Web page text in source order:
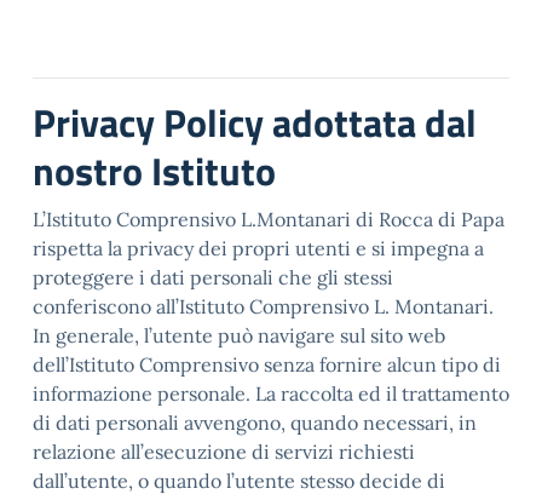
Privacy Policy adottata dal
nostro Istituto
L’Istituto Comprensivo L.Montanari di Rocca di Papa
rispetta la privacy dei propri utenti e si impegna a
proteggere i dati personali che gli stessi
conferiscono all’Istituto Comprensivo L. Montanari.
In generale, l’utente può navigare sul sito web
dell’Istituto Comprensivo senza fornire alcun tipo di
informazione personale. La raccolta ed il trattamento
di dati personali avvengono, quando necessari, in
relazione all’esecuzione di servizi richiesti
dall’utente, o quando l’utente stesso decide di